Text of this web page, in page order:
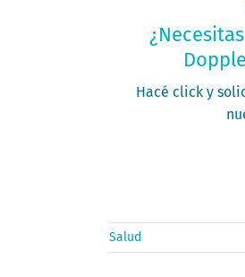
Hacé click y
Salud